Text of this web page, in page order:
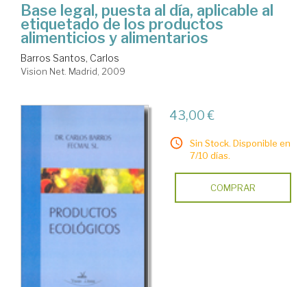
Base legal, puesta al día, aplicable al
etiquetado de los productos
alimenticios y alimentarios
Barros Santos, Carlos
Vision Net. Madrid, 2009
43,00 €
Sin Stock. Disponible en
7/10 días.
COMPRAR